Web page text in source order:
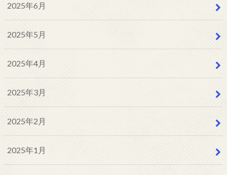
2025年6月
2025年5月
2025年4月
2025年3月
2025年2月
2025年1月